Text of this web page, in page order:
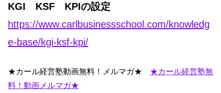
KGI KSF KPIの設定
https://www.carlbusinessschool.com/knowledg
e-base/kgi-ksf-kpi/
★カール経営塾動画無料！メルマガ★ ★カール経営塾無
料！動画メルマガ★